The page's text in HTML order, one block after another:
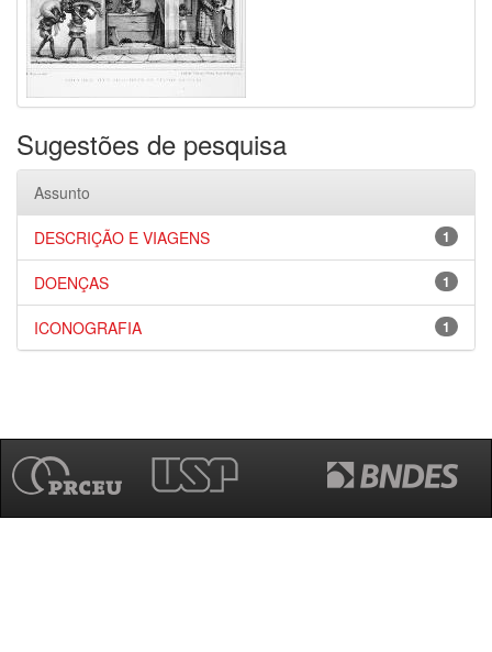
Sugestões de pesquisa
Assunto
1
DESCRIÇÃO E VIAGENS
1
DOENÇAS
1
ICONOGRAFIA